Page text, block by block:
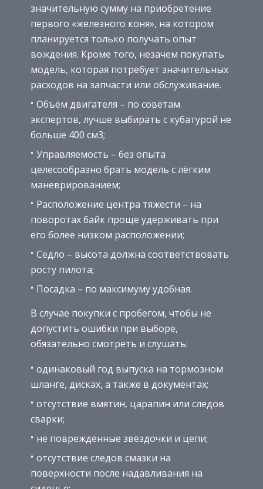
значительную сумму на приобретение
первого «железного коня», на котором
планируется только получать опыт
вождения. Кроме того, незачем покупать
модель, которая потребует значительных
расходов на запчасти или обслуживание.
Объём двигателя – по советам
экспертов, лучше выбирать с кубатурой не
больше 400 см3;
Управляемость – без опыта
целесообразно брать модель с лёгким
маневрированием;
Расположение центра тяжести – на
поворотах байк проще удерживать при
его более низком расположении;
Седло – высота должна соответствовать
росту пилота;
Посадка – по максимуму удобная.
В случае покупки с пробегом, чтобы не
допустить ошибки при выборе,
обязательно смотреть и слушать:
одинаковый год выпуска на тормозном
шланге, дисках, а также в документах;
отсутствие вмятин, царапин или следов
сварки;
не повреждённые звёздочки и цепи;
отсутствие следов смазки на
поверхности после надавливания на